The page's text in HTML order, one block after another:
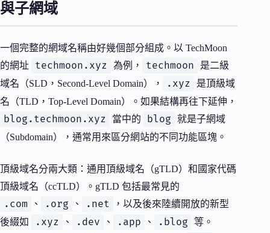
與子網域
一個完整的網域名稱由好幾個部分組成。以 TechMoon
的網址
techmoon.xyz 為例， techmoon
是二級
域名（SLD，Second-Level Domain），
.xyz
是頂級域
名（TLD，Top-Level Domain）。如果結構再往下延伸，
blog.techmoon.xyz 當中的 blog
就是子網域
（Subdomain），通常用來區分網站的不同功能區塊。
頂級域名分兩大類：通用頂級域名（gTLD）和國家代碼
頂級域名（ccTLD）。gTLD 包括最常見的
.com 、 .org 、 .net
，以及後來陸續開放的新型
後綴如
.xyz 、 .dev 、 .app 、 .blog
等。